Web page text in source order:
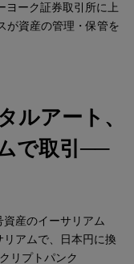
ヨーク証券取引所に上
が資産の管理・保管を
ルアート、
で取引──
産のイーサリアム
リアムで、日本円に換
リプトパンク